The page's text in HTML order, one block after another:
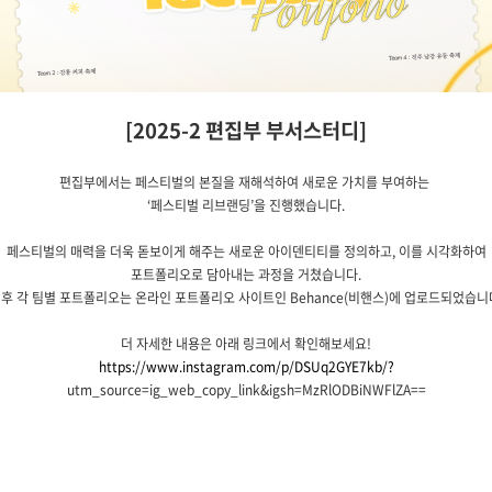
[2025-2 편집부 부서스터디]
편집부에서는 페스티벌의 본질을 재해석하여 새로운 가치를 부여하는
‘페스티벌 리브랜딩’을 진행했습니다.
페스티벌의 매력을 더욱 돋보이게 해주는 새로운 아이덴티티를 정의하고, 이를 시각화하여
포트폴리오로 담아내는 과정을 거쳤습니다.
각 팀별 포트폴리오는 온라인 포트폴리오 사이트인 Behance(비핸스)에 업로드되었습니
더 자세한 내용은 아래 링크에서 확인해보세요!
https://www.instagram.com/p/DSUq2GYE7kb/?
utm_source=ig_web_copy_link&igsh=MzRlODBiNWFlZA==